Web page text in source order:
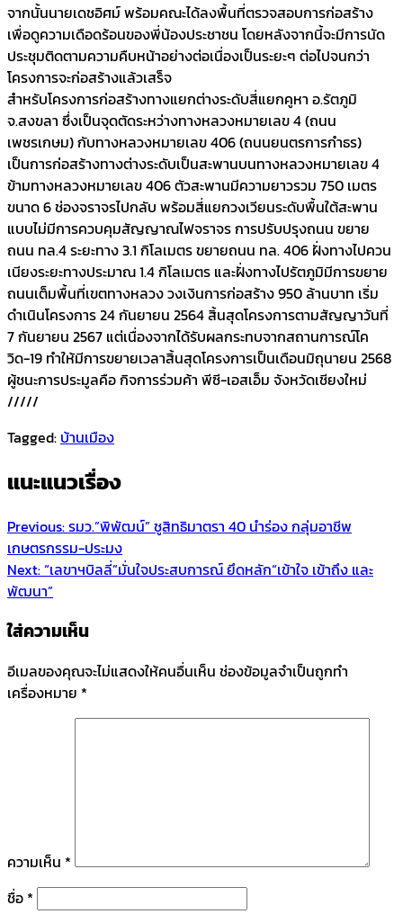
จากนั้นนายเดชอิศม์ พร้อมคณะได้ลงพื้นที่ตรวจสอบการก่อสร้าง
เพื่อดูความเดือดร้อนของพี่น้องประชาชน โดยหลังจากนี้จะมีการนัด
ประชุมติดตามความคืบหน้าอย่างต่อเนื่องเป็นระยะๆ ต่อไปจนกว่า
โครงการจะก่อสร้างแล้วเสร็จ
สำหรับโครงการก่อสร้างทางแยกต่างระดับสี่แยกคูหา อ.รัตภูมิ
จ.สงขลา ซึ่งเป็นจุดตัดระหว่างทางหลวงหมายเลข 4 (ถนน
เพชรเกษม) กับทางหลวงหมายเลข 406 (ถนนยนตรการกำธร)
เป็นการก่อสร้างทางต่างระดับเป็นสะพานบนทางหลวงหมายเลข 4
ข้ามทางหลวงหมายเลข 406 ตัวสะพานมีความยาวรวม 750 เมตร
ขนาด 6 ช่องจราจรไปกลับ พร้อมสี่แยกวงเวียนระดับพื้นใต้สะพาน
แบบไม่มีการควบคุมสัญญาณไฟจราจร การปรับปรุงถนน ขยาย
ถนน ทล.4 ระยะทาง 3.1 กิโลเมตร ขยายถนน ทล. 406 ฝั่งทางไปควน
เนียงระยะทางประมาณ 1.4 กิโลเมตร และฝั่งทางไปรัตภูมิมีการขยาย
ถนนเต็มพื้นที่เขตทางหลวง วงเงินการก่อสร้าง 950 ล้านบาท เริ่ม
ดำเนินโครงการ 24 กันยายน 2564 สิ้นสุดโครงการตามสัญญาวันที่
7 กันยายน 2567 แต่เนื่องจากได้รับผลกระทบจากสถานการณ์โค
วิด-19 ทำให้มีการขยายเวลาสิ้นสุดโครงการเป็นเดือนมิถุนายน 2568
ผู้ชนะการประมูลคือ กิจการร่วมค้า พีซี-เอสเอ็ม จังหวัดเชียงใหม่
/////
Tagged: บ้านเมือง
แนะแนวเรื่อง
Previous:รมว.”พิพัฒน์” ชูสิทธิมาตรา 40 นำร่อง กลุ่มอาชีพ
เกษตรกรรม-ประมง
Next:“เลขาฯบิลลี่”มั่นใจประสบการณ์ ยึดหลัก“เข้าใจ เข้าถึง และ
พัฒนา”
ใส่ความเห็น
อีเมลของคุณจะไม่แสดงให้คนอื่นเห็น ช่องข้อมูลจำเป็นถูกทำ
เครื่องหมาย *
ความเห็น *
ชื่อ *